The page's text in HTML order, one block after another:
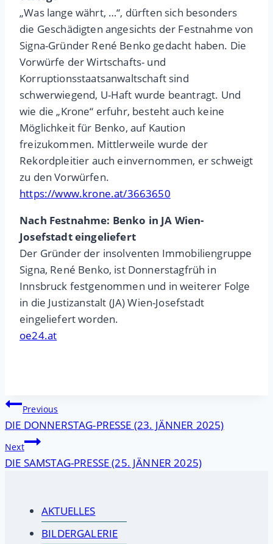
„Was lange währt, …“, dürften sich besonders
die Geschädigten angesichts der Festnahme von
Signa-Gründer René Benko gedacht haben. Die
Vorwürfe der Wirtschafts- und
Korruptionsstaatsanwaltschaft sind
schwerwiegend, U-Haft wurde beantragt. Und
wie die „Krone“ erfuhr, besteht auch keine
Möglichkeit für Benko, auf Kaution
freizukommen. Mittlerweile wurde der
Rekordpleitier auch einvernommen, er schweigt
zu den Vorwürfen.
https://www.krone.at/3663650
Nach Festnahme: Benko in JA Wien-
Josefstadt eingeliefert
Der Gründer der insolventen Immobiliengruppe
Signa, René Benko, ist Donnerstagfrüh in
Innsbruck festgenommen und in weiterer Folge
in die Justizanstalt (JA) Wien-Josefstadt
eingeliefert worden.
oe24.at
Beitragsnavigation
Previous
DIE DONNERSTAG-PRESSE (23. JÄNNER 2025)
Next
DIE SAMSTAG-PRESSE (25. JÄNNER 2025)
AKTUELLES
BILDERGALERIE